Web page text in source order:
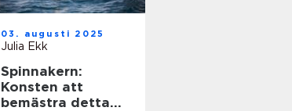
03. augusti 2025
Julia Ekk
Spinnakern:
Konsten att
bemästra detta